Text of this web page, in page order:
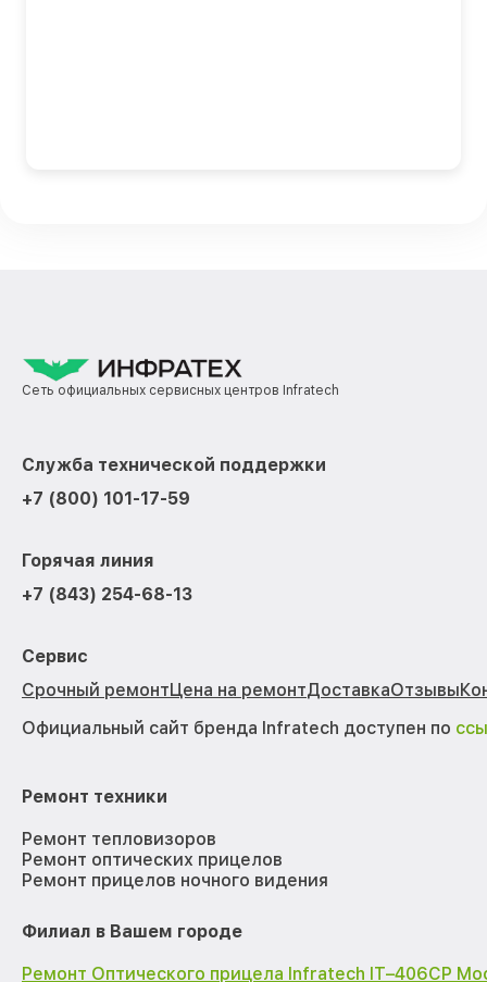
Сеть официальных сервисных центров Infratech
Служба технической поддержки
+7 (800) 101-17-59
Горячая линия
+7 (843) 254-68-13
Сервис
Срочный ремонтЦена на ремонтДоставкаОтзывы
Официальный сайт бренда Infratech доступен по
Ремонт техники
Ремонт тепловизоров
Ремонт оптических прицелов
Ремонт прицелов ночного видения
Филиал в Вашем городе
Ремонт Оптического прицела Infratech IT–406СP